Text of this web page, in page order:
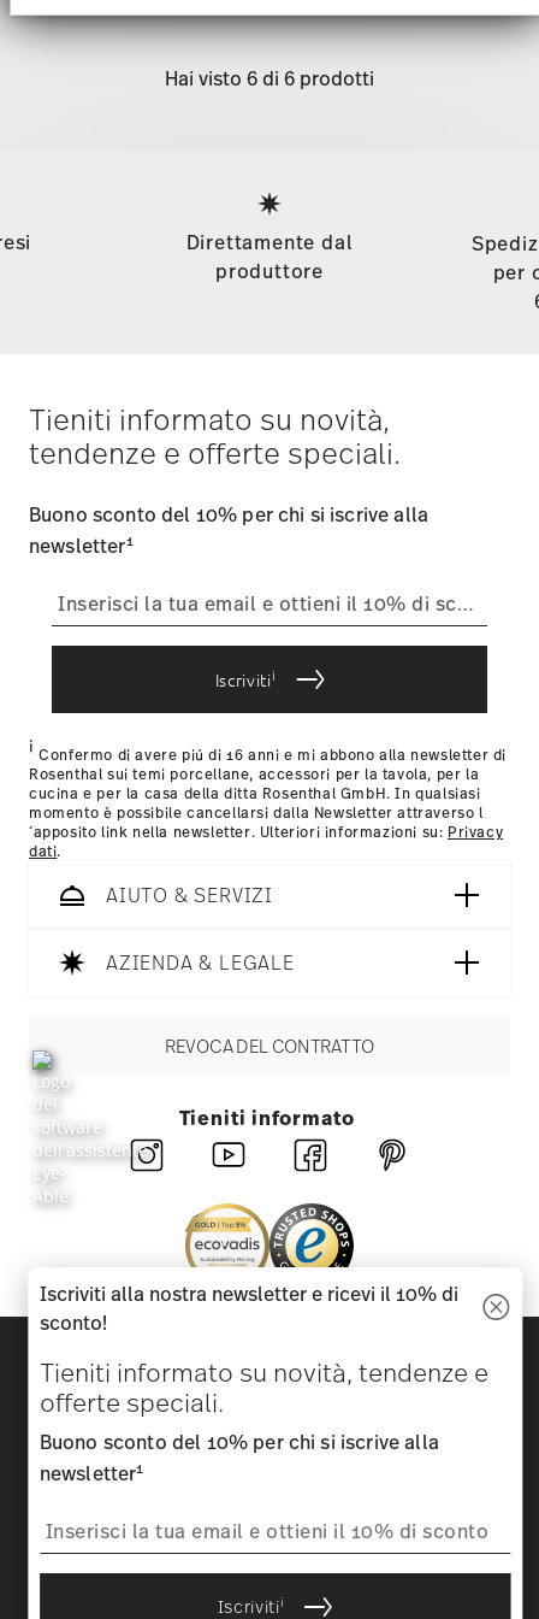
Website an unsere Partner für soziale Medien,
Werbung und Analysen weiter. Unsere Partner
weiteren Daten zusammen, die Sie ihnen
Hai visto 6 di 6 prodotti
Direttamente dal
produttore
per
Tieniti informato su novità,
tendenze e offerte speciali.
Buono sconto del 10% per chi si iscrive alla
newsletter1
Iscrivitii
i Confermo di avere piú di 16 anni e mi abbono alla newsletter di
Rosenthal sui temi porcellane, accessori per la tavola, per la
cucina e per la casa della ditta Rosenthal GmbH. In qualsiasi
momento è possibile cancellarsi dalla Newsletter attraverso l
´apposito link nella newsletter. Ulteriori informazioni su: Privacy
dati.
AIUTO & SERVIZI
AZIENDA & LEGALE
REVOCA DEL CONTRATTO
Tieniti informato
Bellezza e funzionalità per la tua casa
Homepage CGC Tutela della privacy
Informazioni
legali obbligatorie
Può usare il codice in occasione del Suo prossimo acquisto
inserendolo direttamente in fase d'ordine. Non è possibile utilizzarlo
contanti. L'importo non sfruttato decade.
Iscriviti alla nostra newsletter e ricevi il 10% di
sconto!
Tieniti informato su novità, tendenze e
offerte speciali.
Buono sconto del 10% per chi si iscrive alla
newsletter1
Iscrivitii